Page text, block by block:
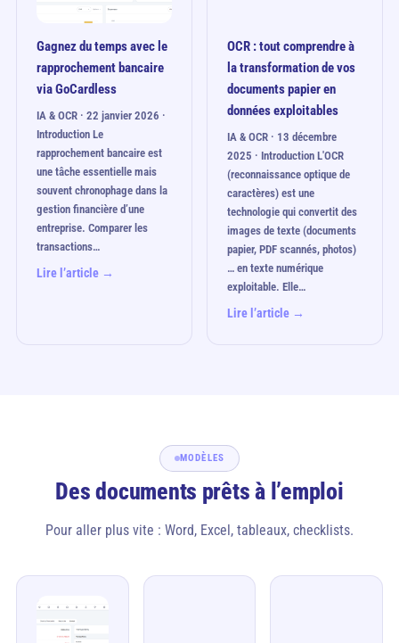
Gagnez du temps avec le
rapprochement bancaire
via GoCardless
IA & OCR · 22 janvier 2026 ·
Introduction Le
rapprochement bancaire est
une tâche essentielle mais
souvent chronophage dans la
gestion financière d’une
entreprise. Comparer les
transactions…
Lire l’article →
OCR : tout comprendre à
la transformation de vos
documents papier en
données exploitables
IA & OCR · 13 décembre
2025 · Introduction L'OCR
(reconnaissance optique de
caractères) est une
technologie qui convertit des
images de texte (documents
papier, PDF scannés, photos)
… en texte numérique
exploitable. Elle…
Lire l’article →
MODÈLES
Des documents prêts à l’emploi
Pour aller plus vite : Word, Excel, tableaux, checklists.